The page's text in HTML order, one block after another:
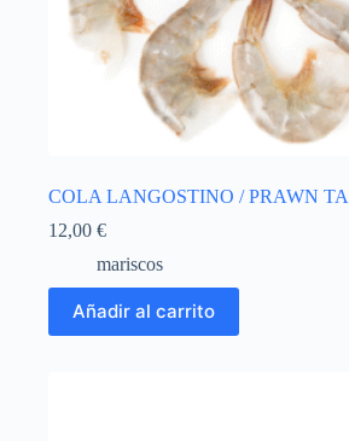
COLA LANGOSTINO / PRAWN
12,00 €
mariscos
Añadir al carrito